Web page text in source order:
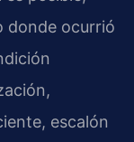
donde ocurrió
escalón